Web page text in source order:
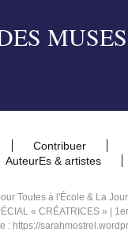
Contribuer
AuteurEs & artistes
Toutes à l'École & La
« CRÉATRICES » |
: https://